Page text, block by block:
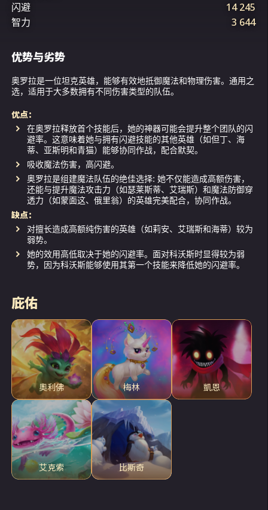
闪避
14 245
智力
3 644
优势与劣势
奥罗拉是一位坦克英雄，能够有效地抵御魔法和物理伤害。通用之
选，适用于大多数拥有不同伤害类型的队伍。
优点：
在奥罗拉释放首个技能后，她的神器可能会提升整个团队的闪
避率。这意味着她与拥有闪避技能的其他英雄（如但丁、海
蒂、亚斯明和青猫）能够协同作战，配合默契。
吸收魔法伤害，高闪避。
奥罗拉是组建魔法队伍的绝佳选择: 她不仅能造成高额伤害，
还能与提升魔法攻击力（如瑟莱斯蒂、艾瑞斯）和魔法防御穿
透力（如蒙面这、俄里翁）的英雄完美配合，协同作战。
缺点：
对擅长造成高额纯伤害的英雄（如莉安、艾瑞斯和海蒂）较为
弱势。
她的效用高低取决于她的闪避率。面对科沃斯时显得较为弱
势，因为科沃斯能够使用其第一个技能来降低她的闪避率。
庇佑
奧利佛 梅林 凱恩
艾克索 比斯奇